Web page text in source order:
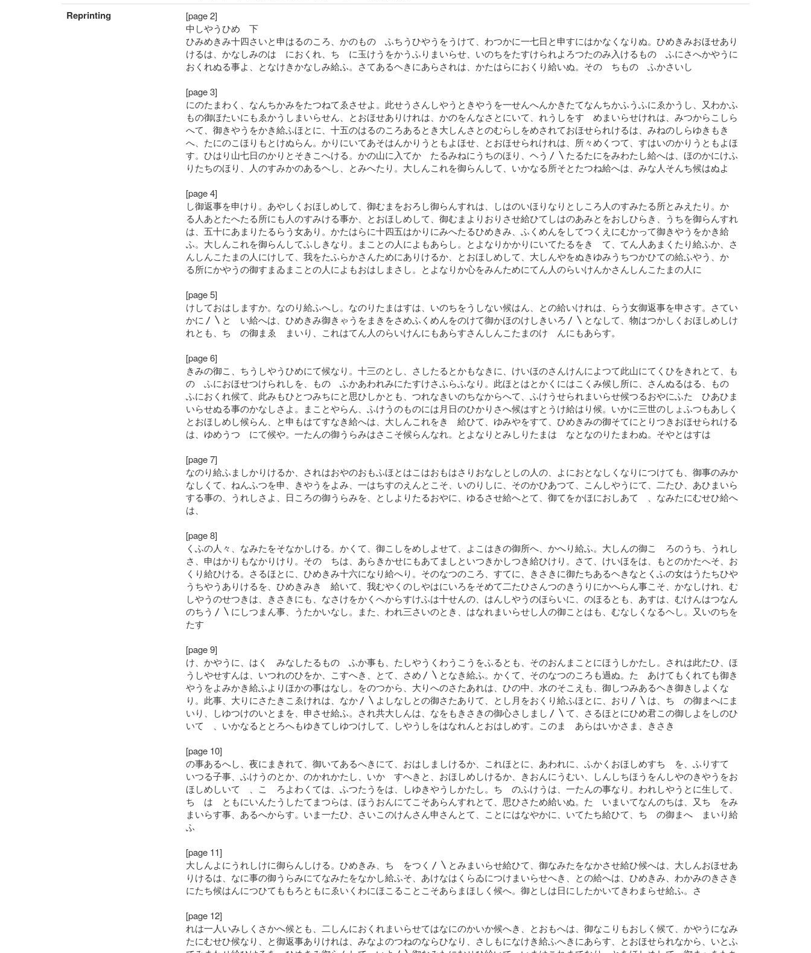
Reprinting
[page 2]
中しやうひめ 下
ひみめきみ十四さいと申はるのころ、かのものゝふちうひやうをうけて、わつかに一七日と申すにはかなくなりぬ。ひめきみおほせあり
けるは、かなしみのはゝにおくれ、ちゝに玉けうをかうふりまいらせ、いのちをたすけられよろつたのみ入けるものゝふにさへかやうに
おくれぬる事よ、となけきかなしみ給ふ。さてあるヘきにあらされは、かたはらにおくり給いぬ。そのゝちものゝふかさいし
[page 3]
にのたまわく、なんちかみをたつねてゑさせよ。此せうさんしやうときやうを一せんへんかきたてなんちかふうふにゑかうし、又わかふ
もの御ほたいにもゑかうしまいらせん、とおほせありけれは、かのをんなさとにいて、れうしをすゝめまいらせけれは、みつからこしら
へて、御きやうをかき給ふほとに、十五のはるのころあるとき大しんさとのむらしをめされておほせられけるは、みねのしらゆきもき
へ、たにのこほりもとけぬらん。かりにいてあそはんかりうともよほせ、とおほせられけれは、所々めくつて、すはいのかりうともよほ
す。ひはり山七日のかりとそきこへける。かの山に入てかゝたるみねにうちのほり、ヘう〳〵たるたにをみわたし給へは、ほのかにけふ
りたちのほり、人のすみかのあるヘし、とみへたり。大しんこれを御らんして、いかなる所そとたつね給へは、みな人そんち候はぬよ
[page 4]
し御返事を申けり。あやしくおほしめして、御むまをおろし御らんすれは、しはのいほりなりとしころ人のすみたる所とみえたり。かゝ
る人あとたへたる所にも人のすみける事か、とおほしめして、御むまよりおりさせ給ひてしはのあみとをおしひらき、うちを御らんすれ
は、五十にあまりたるらう女あり。かたはらに十四五はかりにみへたるひめきみ、ふくめんをしてつくえにむかって御きやうをかき給
ふ。大しんこれを御らんしてふしきなり。まことの人によもあらし。とよなりかかりにいてたるをきゝて、てん人あまくたり給ふか、さ
んしんこたまの人にけして、我をたふらかさんためにありけるか、とおほしめして、大しんやをぬきゆみうちつかひての給ふやう、かゝ
る所にかやうの御すまゐまことの人によもおはしまさし。とよなりか心をみんためにてん人のらいけんかさんしんこたまの人に
[page 5]
けしておはしますか。なのり給ふへし。なのりたまはすは、いのちをうしない候はん、との給いけれは、らう女御返事を申さす。さてい
かに〳〵とゝい給へは、ひめきみ御きゃうをまきをさめふくめんをのけて御かほのけしきいろ〳〵となして、物はつかしくおほしめしけ
れとも、ちゝの御まゑゝまいり、これはてん人のらいけんにもあらすさんしんこたまのけゝんにもあらす。
[page 6]
きみの御こ、ちうしやうひめにて候なり。十三のとし、さしたるとかもなきに、けいほのさんけんによつて此山にてくひをきれとて、も
のゝふにおほせつけられしを、ものゝふかあわれみにたすけさふらふなり。此ほとはとかくにはこくみ候し所に、さんぬるはる、ものゝ
ふにおくれ候て、此みもひとつみちにと思ひしかとも、つれなきいのちなからへて、ふけうせられまいらせ候つるおやにふたゝひあひま
いらせぬる事のかなしさよ。まことやらん、ふけうのものには月日のひかりさへ候はすとうけ給はり候。いかに三世のしょふつもあしく
とおほしめし候らん、と申もはてすなき給へは、大しんこれをきゝ給ひて、ゆみやをすて、ひめきみの御そてにとりつきおほせられける
は、ゆめうつゝにて候や。一たんの御うらみはさこそ候らんなれ。とよなりとみしりたまはゝなとなのりたまわぬ。そやとはすは
[page 7]
なのり給ふましかりけるか、されはおやのおもふほとはこはおもはさりおなしとしの人の、よにおとなしくなりにつけても、御事のみか
なしくて、ねんふつを申、きやうをよみ、一はちすのえんとこそ、いのりしに、そのかひあつて、こんしやうにて、二たひ、あひまいら
する事の、うれしさよ、日ころの御うらみを、としよりたるおやに、ゆるさせ給へとて、御てをかほにおしあてゝ、なみたにむせひ給へ
は、
[page 8]
くふの人々、なみたをそなかしける。かくて、御こしをめしよせて、よこはきの御所へ、かへり給ふ。大しんの御こゝろのうち、うれし
さ、申はかりもなかりけり。そのゝちは、あらきかせにもあてましといつきかしつき給ひけり。さて、けいほをは、もとのかたへそ、お
くり給ひける。さるほとに、ひめきみ十六になり給へり。そのなつのころ、すてに、きさきに御たちあるヘきなとくふの女はうたちひや
うちやうありけるを、ひめきみきゝ給いて、我むやくのしやはにいろをそめて二たひさんつのきうりにかへらん事こそ、かなしけれ、む
しやうのせつきは、きさきにも、なさけをかくへからすけふは十せんの、はんしやうのほらいに、のほるとも、あすは、むけんはつなん
のちう〳〵にしつまん事、うたかいなし。また、われ三さいのとき、はなれまいらせし人の御ことはも、むなしくなるヘし。又いのちを
たす
[page 9]
け、かやうに、はくゝみなしたるものゝふか事も、たしやうくわうこうをふるとも、そのおんまことにほうしかたし。されは此たひ、ほ
うしやせすんは、いつれのひをか、こすへき、とて、さめ〳〵となき給ふ。かくて、そのなつのころも過ぬ。たゝあけてもくれても御き
やうをよみかき給ふよりほかの事はなし。をのつから、大りへのさたあれは、ひの中、水のそこえも、御しつみあるヘき御きしよくな
り。此事、大りにさたきこゑけれは、なか〳〵よしなしとの御さたありて、とし月をおくり給ふほとに、おり〳〵は、ちゝの御まへにま
いり、しゆつけのいとまを、申させ給ふ。され共大しんは、なをもきさきの御心さしまし〳〵て、さるほとにひめ君この御しよをしのひ
いてゝ、いかなるととろへもゆきてしゆつけして、しやうしをはなれんとおはしめす。このまゝあらはいかさま、きさき
[page 10]
の事あるへし、夜にまきれて、御いてあるへきにて、おはしましけるか、これほとに、あわれに、ふかくおほしめすちゝを、ふりすてゝ
いつる子事、ふけうのとか、のかれかたし、いかゝすへきと、おほしめしけるか、きおんにうむい、しんしちほうをんしやのきやうをお
ほしめしいてゝ、こゝろよわくては、ふつたうをは、しゆきやうしかたし。ちゝのふけうは、一たんの事なり。われしやうとに生して、
ちゝはゝともにいんたうしたてまつらは、ほうおんにてこそあらんすれとて、思ひさため給いぬ。たゝいまいてなんのちは、又ちゝをみ
まいらす事、あるへからす。いま一たひ、さいこのけんさん申さんとて、ことにはなやかに、いてたち給ひて、ちゝの御まへゝまいり給
ふ
[page 11]
大しんよにうれしけに御らんしける。ひめきみ、ちゝをつく〳〵とみまいらせ給ひて、御なみたをなかさせ給ひ候へは、大しんおほせあ
りけるは、なに事の御うらみにてなみたをなかし給ふそ、あけなはくらゐにつけまいらせへき、との給へは、ひめきみ、わかみのきさき
にたち候はんにつひてももろともにゑいくわにほこることこそあらまほしく候へ。御としは日にしたかいてきわまらせ給ふ。さ
[page 12]
れは一人いみしくさかへ候とも、二しんにおくれまいらせてはなにのかいか候へき、とおもへは、御なこりもおしく候て、かやうになみ
たにむせひ候なり、と御返事ありけれは、みなよのつねのならひなり、さしもになけき給ふへきにあらす、とおほせられなから、いとふ